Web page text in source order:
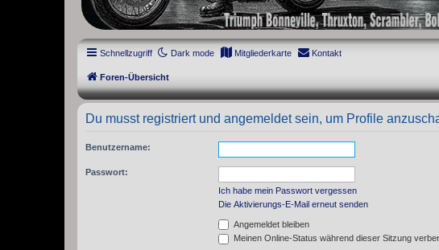
Schnellzugriff Dark mode Mitgliederkarte Kontakt
Foren-Übersicht
Du musst registriert und angemeldet sein, um Profile
Benutzername:
Passwort:
Ich habe mein Passwort vergessen
Die Aktivierungs-E-Mail erneut senden
Angemeldet bleiben
Meinen Online-Status während dieser Sitzung